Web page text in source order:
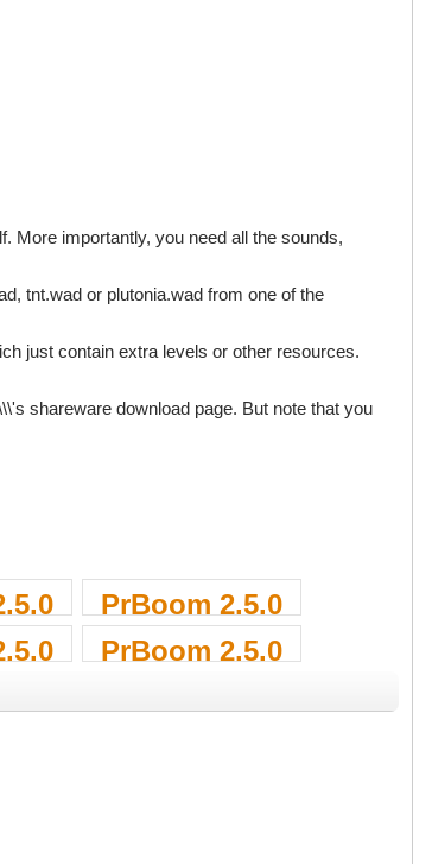
More importantly, you need all the sounds,
tnt.wad or plutonia.wad from one of the
just contain extra levels or other resources.
shareware download page. But note that you
PrBoom 2.5.0
PrBoom 2.5.0